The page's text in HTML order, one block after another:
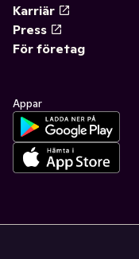
Karriär
Press
För företag
Appar